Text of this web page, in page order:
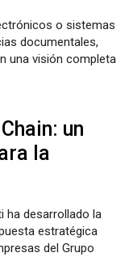
o sistemas
documentales,
una visión completa
un
la
ha desarrollado la
estratégica
del Grupo